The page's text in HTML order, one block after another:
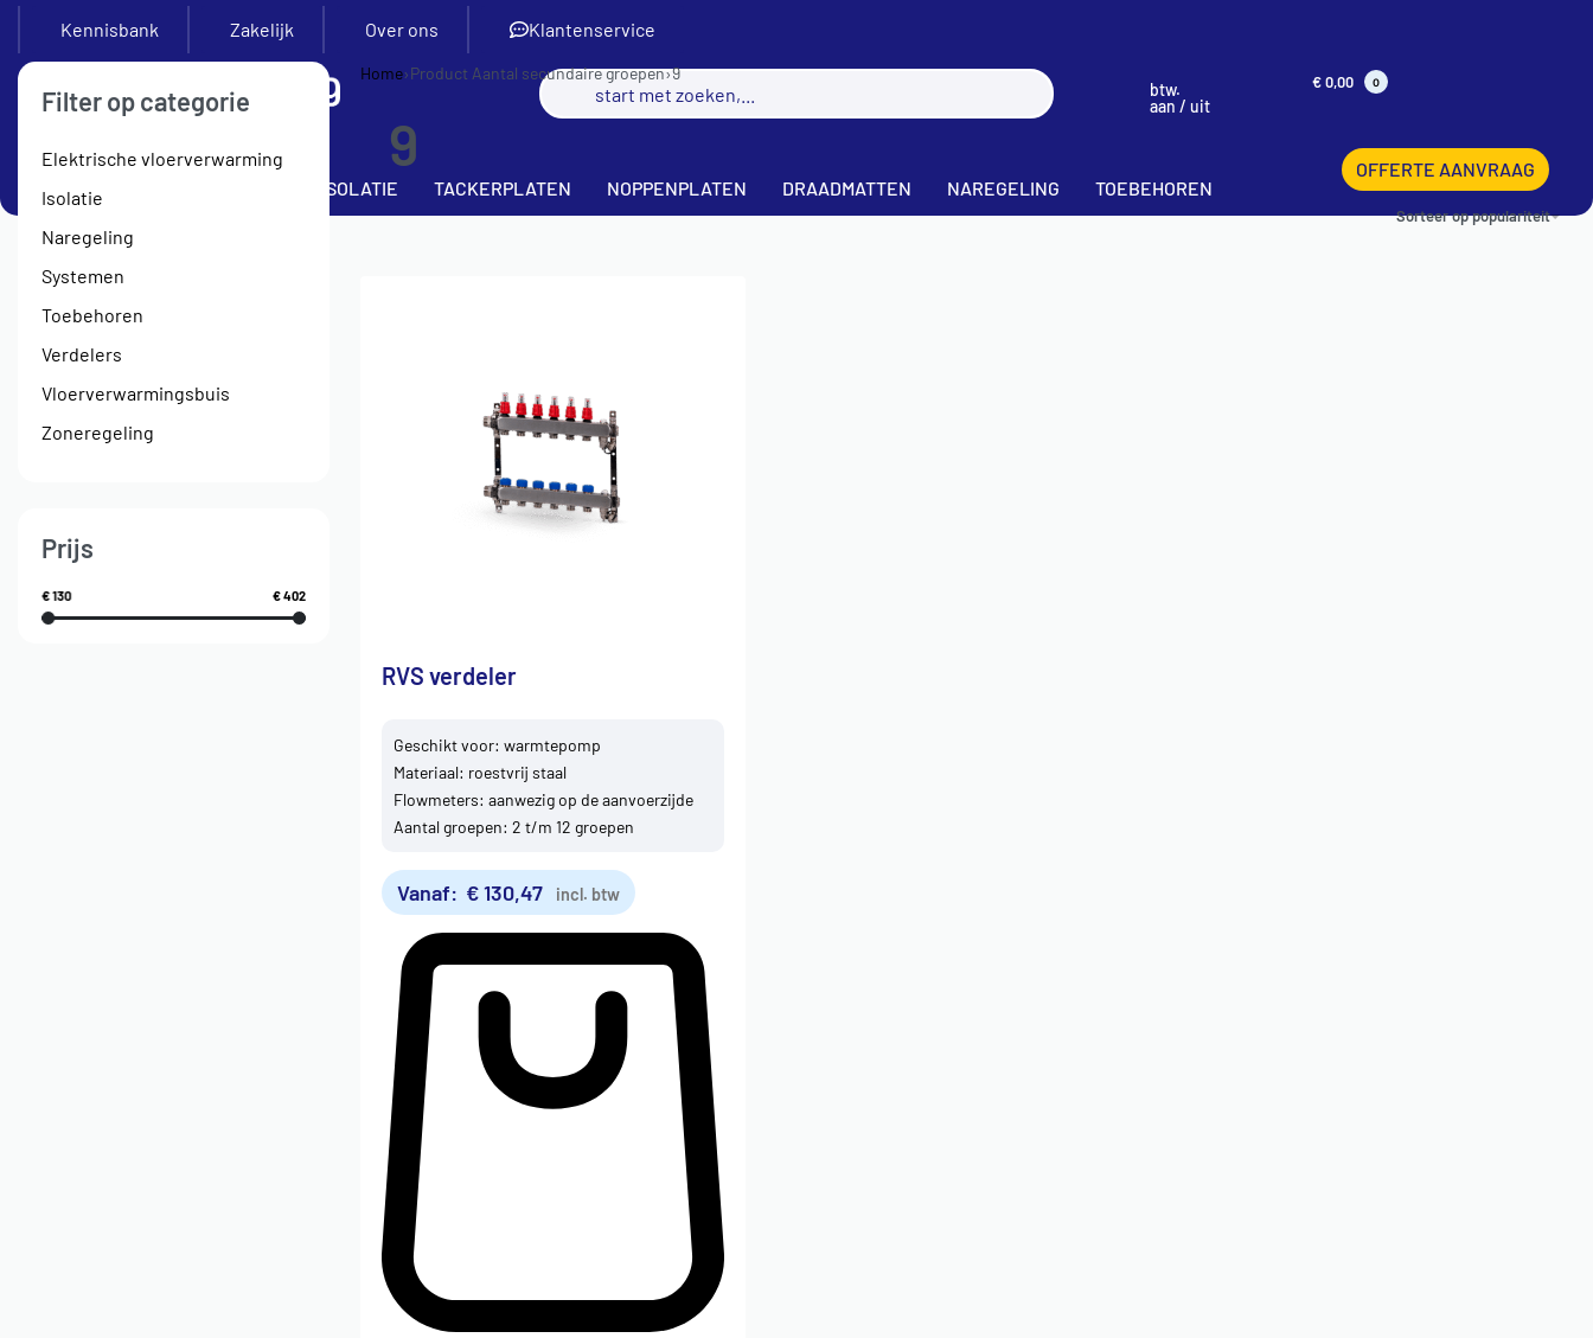
Kennisbank Zakelijk Over ons Klantenservice
btw.
aan / uit
€0,00 0
SETS ISOLATIE TACKERPLATEN NOPPENPLATEN DRAADMATTEN NAREGELING TOEBEHOREN
OFFERTE AANVRAAG
Filter op categorie
Elektrische vloerverwarming
Isolatie
Naregeling
Systemen
Toebehoren
Verdelers
Vloerverwarmingsbuis
Zoneregeling
Prijs
€ 130 € 402
Home›Product Aantal secundaire groepen›9
9
Sorteer op populariteit
RVS verdeler
Geschikt voor: warmtepomp
Materiaal: roestvrij staal
Flowmeters: aanwezig op de aanvoerzijde
Aantal groepen: 2 t/m 12 groepen
Vanaf: €130,47 incl. btw